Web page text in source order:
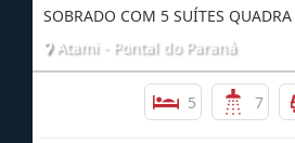
R$ 2.990.000,00
SOBRADO COM 5 SUÍTES QUADRA